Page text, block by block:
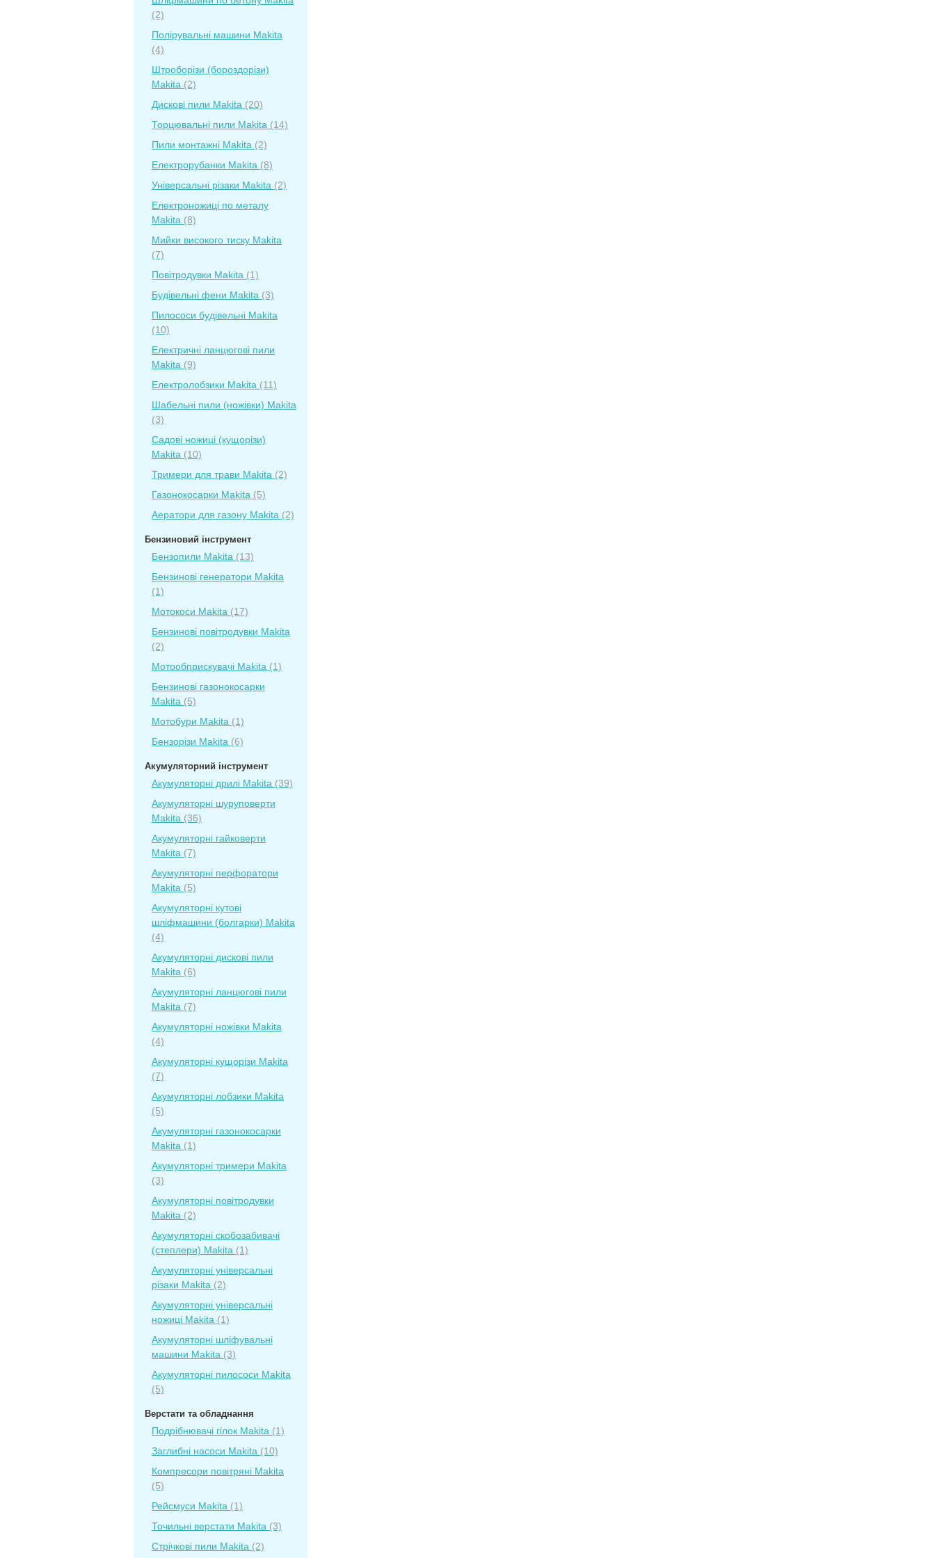
(2)
Полірувальні машини Makita
(4)
Штроборізи (бороздорізи)
Makita (2)
Дискові пили Makita (20)
Торцювальні пили Makita (14)
Пили монтажні Makita (2)
Електрорубанки Makita (8)
Універсальні різаки Makita (2)
Електроножиці по металу
Makita (8)
Мийки високого тиску Makita
(7)
Повітродувки Makita (1)
Будівельні фени Makita (3)
Пилососи будівельні Makita
(10)
Електричні ланцюгові пили
Makita (9)
Електролобзики Makita (11)
Шабельні пили (ножівки) Makita
(3)
Садові ножиці (кущорізи)
Makita (10)
Тримери для трави Makita (2)
Газонокосарки Makita (5)
Аератори для газону Makita (2)
Бензиновий інструмент
Бензопили Makita (13)
Бензинові генератори Makita
(1)
Мотокоси Makita (17)
Бензинові повітродувки Makita
(2)
Мотообприскувачі Makita (1)
Бензинові газонокосарки
Makita (5)
Мотобури Makita (1)
Бензорізи Makita (6)
Акумуляторний інструмент
Акумуляторні дрилі Makita (39)
Акумуляторні шуруповерти
Makita (36)
Акумуляторні гайковерти
Makita (7)
Акумуляторні перфоратори
Makita (5)
Акумуляторні кутові
шліфмашини (болгарки) Makita
(4)
Акумуляторні дискові пили
Makita (6)
Акумуляторні ланцюгові пили
Makita (7)
Акумуляторні ножівки Makita
(4)
Акумуляторні кущорізи Makita
(7)
Акумуляторні лобзики Makita
(5)
Акумуляторні газонокосарки
Makita (1)
Акумуляторні тримери Makita
(3)
Акумуляторні повітродувки
Makita (2)
Акумуляторні скобозабивачі
(степлери) Makita (1)
Акумуляторні універсальні
різаки Makita (2)
Акумуляторні універсальні
ножиці Makita (1)
Акумуляторні шліфувальні
машини Makita (3)
Акумуляторні пилососи Makita
(5)
Верстати та обладнання
Подрібнювачі гілок Makita (1)
Заглибні насоси Makita (10)
Компресори повітряні Makita
(5)
Рейсмуси Makita (1)
Точильні верстати Makita (3)
Стрічкові пили Makita (2)